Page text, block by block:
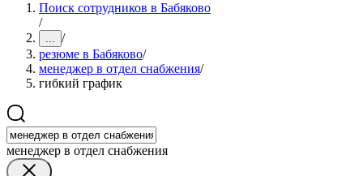
Поиск сотрудников в Бабяково
/
... /
резюме в Бабяково/
менеджер в отдел снабжения/
гибкий график
менеджер в отдел снабжения